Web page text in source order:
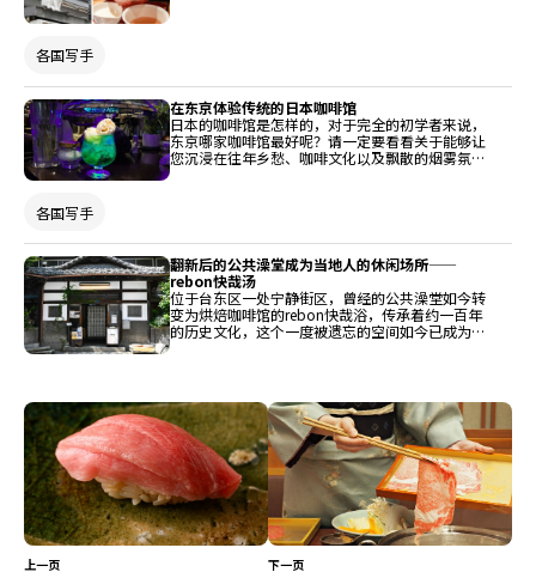
馆与高级和牛烧肉，各式各样美味与好逛好玩的店
都藏在谷中银座这附近。无论是边散步边小吃，还
是想找间美味餐厅，这里都能找到专属你的乐趣。
跟着这篇文章，一起展开谷中银座的半日旅行吧！
各国写手
在东京体验传统的日本咖啡馆
日本的咖啡馆是怎样的，对于完全的初学者来说，
东京哪家咖啡馆最好呢？请一定要看看关于能够让
您沉浸在往年乡愁、咖啡文化以及飘散的烟雾氛围
各国写手
翻新后的公共澡堂成为当地人的休闲场所——
rebon快哉汤
位于台东区一处宁静街区，曾经的公共澡堂如今转
变为烘焙咖啡馆的rebon快哉浴，传承着约一百年
的历史文化，这个一度被遗忘的空间如今已成为可
上一页 下一页